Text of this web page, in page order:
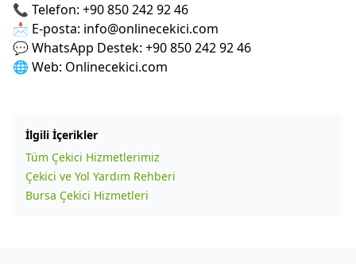
📞 Telefon: +90 850 242 92 46
📩 E-posta: info@onlinecekici.com
💬 WhatsApp Destek: +90 850 242 92 46
🌐 Web: Onlinecekici.com
İlgili İçerikler
Tüm Çekici Hizmetlerimiz
Çekici ve Yol Yardım Rehberi
Bursa Çekici Hizmetleri